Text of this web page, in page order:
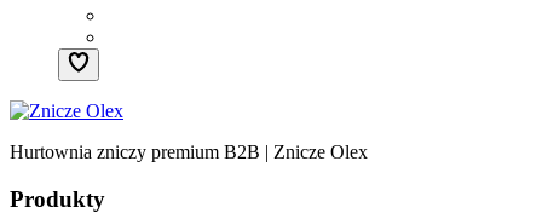
Hurtownia zniczy premium B2B | Znicze Olex
Produkty